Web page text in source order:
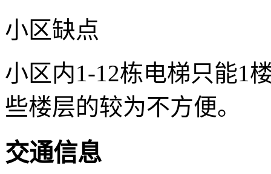
小区缺点
小区内1-12栋电梯只能1
些楼层的较为不方便。
交通信息